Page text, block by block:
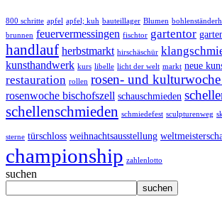
800 schritte apfel apfel; kuh bauteillager Blumen
brunnen feuervermessingen fischtor gartentor
handlauf herbstmarkt hirschäschür
kunsthandwerk kurs libelle licht der welt markt neue
restauration rollen rosen- und
rosenwoche bischofszell schauschmieden
schellenschmieden schmiedefest sculpturenweg
sterne türschloss weihnachtsausstellung
championship zahlenlotto
suchen
suchen